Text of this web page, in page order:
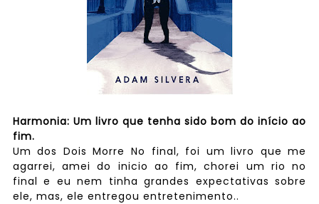
Harmonia: Um livro que tenha sido bom do início ao
fim.
Um dos Dois Morre No final, foi um livro que me
agarrei, amei do inicio ao fim, chorei um rio no
final e eu nem tinha grandes expectativas sobre
ele, mas, ele entregou entretenimento..